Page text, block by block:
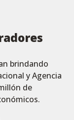
brindando
y Agencia
de